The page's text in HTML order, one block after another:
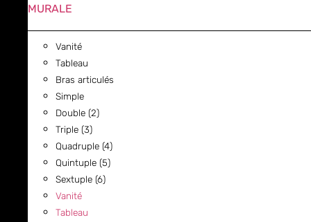
MURALE
Vanité
Tableau
Bras articulés
Simple
Double (2)
Triple (3)
Quadruple (4)
Quintuple (5)
Sextuple (6)
Vanité
Tableau